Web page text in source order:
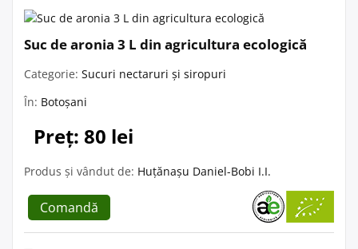
Suc de aronia 3 L din agricultura ecologică
Categorie: Sucuri nectaruri și siropuri
În: Botoșani
Preț: 80 lei
Produs și vândut de: Huțănașu Daniel-Bobi I.I.
Comandă